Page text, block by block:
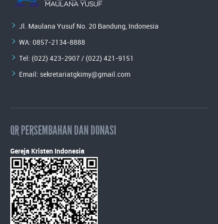
Jl. Maulana Yusuf No. 20 Bandung, Indonesia
WA: 0857-2134-8888
Tel: (022) 423-2907 / (022) 421-9151
Email: sekretariatgkimy@gmail.com
QR PERSEMBAHAN DAN DONASI
Gereja Kristen Indonesia